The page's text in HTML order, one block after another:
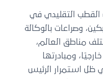
القطب التقليدي في
وصراعات بالوكالة
مناطق العالم،
ومبادرتها
ظل استمرار الرئيس